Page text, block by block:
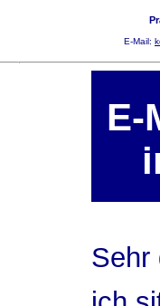
E-Mail:
E-
Sehr